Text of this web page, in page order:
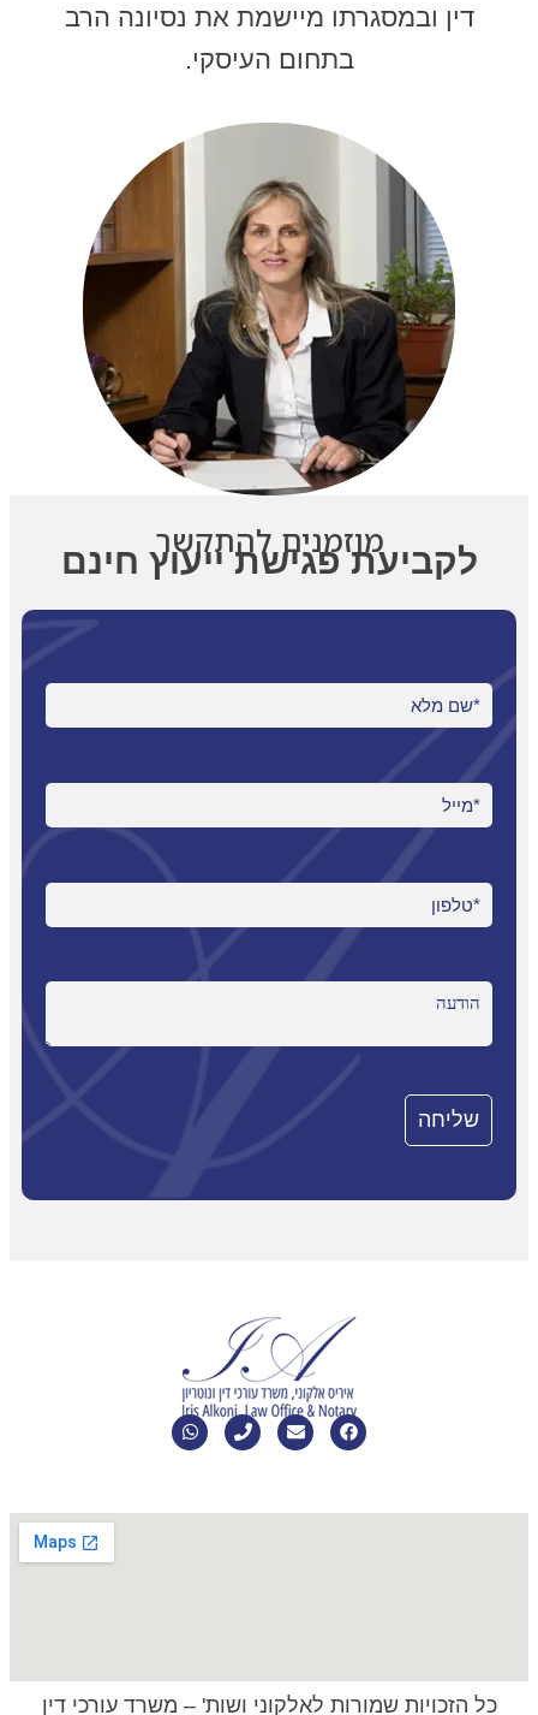
דין ובמסגרתו מיישמת את נסיונה הרב
בתחום העיסקי.
מוזמנים להתקשר
לקביעת פגישת ייעוץ חינם
כל הזכויות שמורות לאלקוני ושות' – משרד עורכי דין